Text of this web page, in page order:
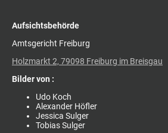
Aufsichtsbehörde
Amtsgericht Freiburg
Holzmarkt 2, 79098 Freiburg im Breisgau
Bilder von :
Udo Koch
Alexander Höfler
Jessica Sulger
Tobias Sulger